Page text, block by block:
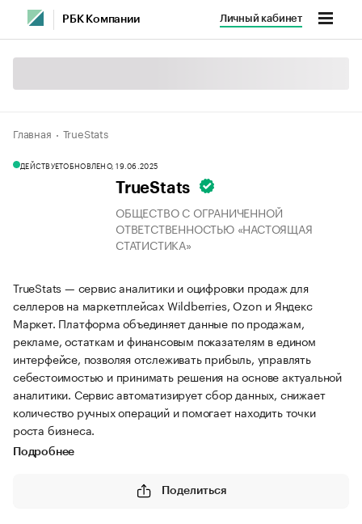
РБК Компании Личный кабинет
Главная TrueStats
ДЕЙСТВУЕТОБНОВЛЕНО, 19.06.2025
TrueStats
ОБЩЕСТВО С ОГРАНИЧЕННОЙ
ОТВЕТСТВЕННОСТЬЮ «НАСТОЯЩАЯ
СТАТИСТИКА»
TrueStats — сервис аналитики и оцифровки продаж для
селлеров на маркетплейсах Wildberries, Ozon и Яндекс
Маркет. Платформа объединяет данные по продажам,
рекламе, остаткам и финансовым показателям в едином
интерфейсе, позволяя отслеживать прибыль, управлять
себестоимостью и принимать решения на основе актуальной
аналитики. Сервис автоматизирует сбор данных, снижает
количество ручных операций и помогает находить точки
роста бизнеса.
Подробнее
Поделиться